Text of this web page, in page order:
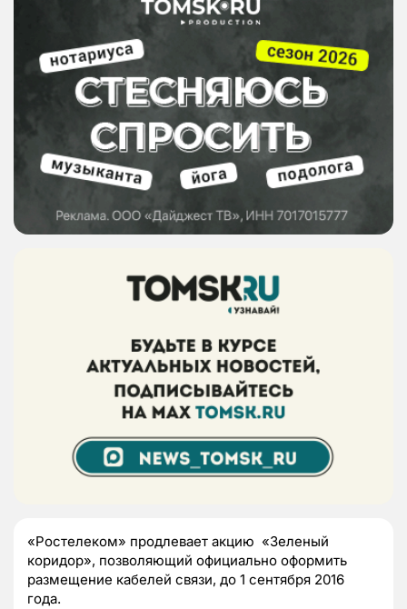
«Ростелеком» продлевает акцию «Зеленый
коридор», позволяющий официально оформить
размещение кабелей связи, до 1 сентября 2016
года.